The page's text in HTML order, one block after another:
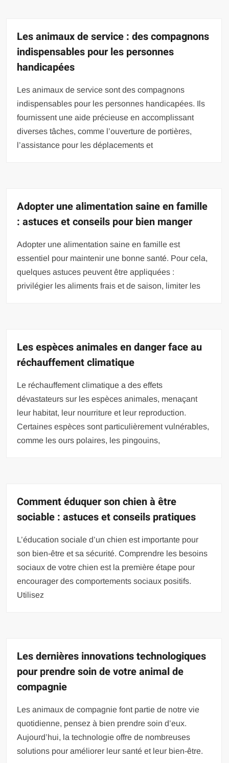
Les animaux de service : des compagnons
indispensables pour les personnes
handicapées
Les animaux de service sont des compagnons
indispensables pour les personnes handicapées. Ils
fournissent une aide précieuse en accomplissant
diverses tâches, comme l’ouverture de portières,
l’assistance pour les déplacements et
Adopter une alimentation saine en famille
: astuces et conseils pour bien manger
Adopter une alimentation saine en famille est
essentiel pour maintenir une bonne santé. Pour cela,
quelques astuces peuvent être appliquées :
privilégier les aliments frais et de saison, limiter les
Les espèces animales en danger face au
réchauffement climatique
Le réchauffement climatique a des effets
dévastateurs sur les espèces animales, menaçant
leur habitat, leur nourriture et leur reproduction.
Certaines espèces sont particulièrement vulnérables,
comme les ours polaires, les pingouins,
Comment éduquer son chien à être
sociable : astuces et conseils pratiques
L’éducation sociale d’un chien est importante pour
son bien-être et sa sécurité. Comprendre les besoins
sociaux de votre chien est la première étape pour
encourager des comportements sociaux positifs.
Utilisez
Les dernières innovations technologiques
pour prendre soin de votre animal de
compagnie
Les animaux de compagnie font partie de notre vie
quotidienne, pensez à bien prendre soin d’eux.
Aujourd’hui, la technologie offre de nombreuses
solutions pour améliorer leur santé et leur bien-être.